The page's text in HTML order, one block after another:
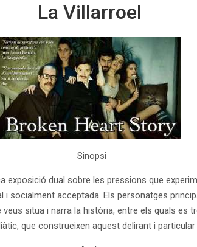
La Villarroel
Sinopsi
exposició dual sobre les pressions que
socialment acceptada. Els personatges
situa i narra la història, entre els quals es
que construeixen aquest delirant i